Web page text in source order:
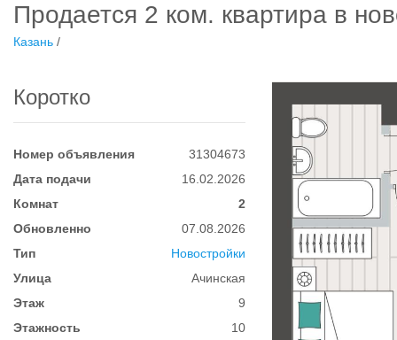
Продается 2 ком. квартира в
Казань /
Коротко
Номер объявления
31304673
Дата подачи
16.02.2026
Комнат
2
Обновленно
07.08.2026
Тип
Новостройки
Улица
Ачинская
Этаж
9
Этажность
10